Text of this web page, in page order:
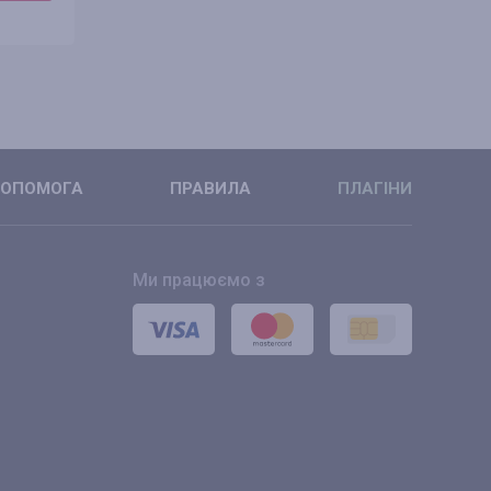
ПРАВИЛА ПЛАГІНИ
Ми працюємо з